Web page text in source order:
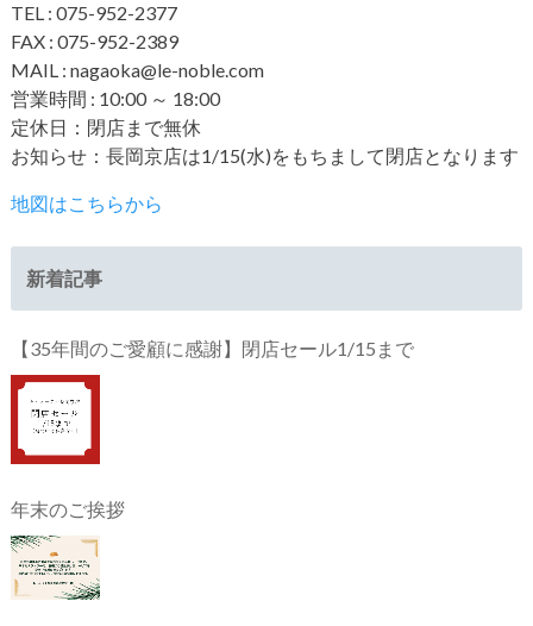
TEL : 075-952-2377
FAX : 075-952-2389
MAIL : nagaoka@le-noble.com
営業時間 : 10:00 ～ 18:00
定休日：閉店まで無休
お知らせ：長岡京店は1/15(水)をもちまして閉店となります
地図はこちらから
新着記事
【35年間のご愛顧に感謝】閉店セール1/15まで
年末のご挨拶